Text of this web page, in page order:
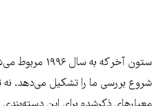
ستون آخر که
شروع بررسی ما را تشکیل می‌دهد. نه